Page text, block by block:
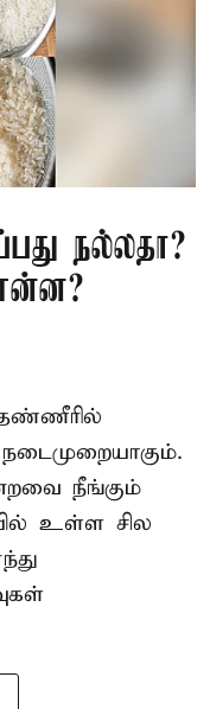
நல்லதா?
தண்ணீரில்
நீங்கும்
உள்ள சில